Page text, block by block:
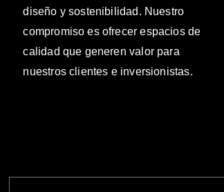
diseño y sostenibilidad. Nuestro
compromiso es ofrecer espacios de
calidad que generen valor para
nuestros clientes e inversionistas.